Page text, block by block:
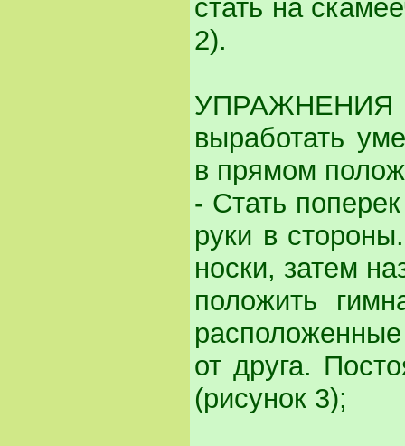
стать на
2).
УПРАЖНЕНИЯ
выработать
в прямом
- Стать
руки в
носки, затем
положить
от друга.
(рисунок 3);